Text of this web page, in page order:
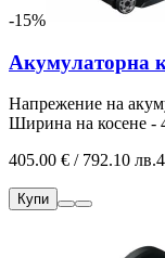
-15%
Акумулаторна
Напрежение на
Ширина на косене -
405.00 € / 792.10 лв.
Купи